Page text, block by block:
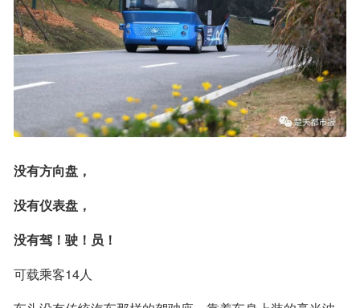
没有方向盘，
没有仪表盘，
没有驾！驶！员！
可载乘客14人